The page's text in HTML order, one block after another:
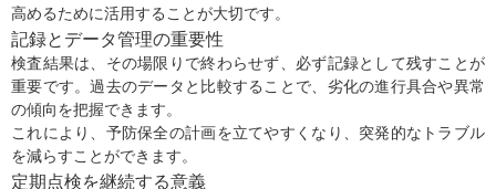
高めるために活用することが大切です。
記録とデータ管理の重要性
検査結果は、その場限りで終わらせず、必ず記録として残すことが
重要です。過去のデータと比較することで、劣化の進行具合や異常
の傾向を把握できます。
これにより、予防保全の計画を立てやすくなり、突発的なトラブル
を減らすことができます。
定期点検を継続する意義